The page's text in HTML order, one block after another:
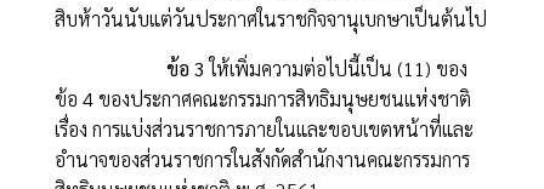
สิบห้าวันนับแต่วันประกาศในราชกิจจานุเบกษาเป็นต้นไป
ข้อ 3 ให้เพิ่มความต่อไปนี้เป็น (11) ของ
ข้อ 4 ของประกาศคณะกรรมการสิทธิมนุษยชนแห่งชาติ
เรื่อง การแบ่งส่วนราชการภายในและขอบเขตหน้าที่และ
อำนาจของส่วนราชการในสังกัดสำนักงานคณะกรรมการ